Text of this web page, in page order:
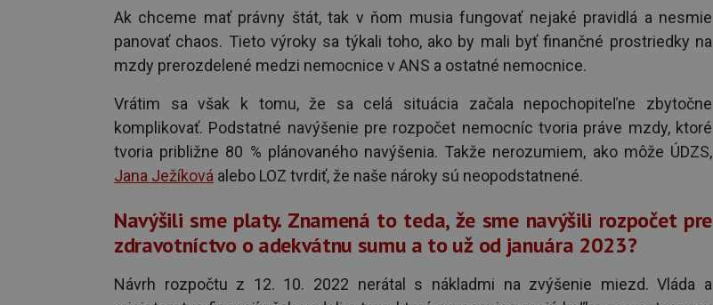
Ak chceme mať právny štát, tak v ňom musia fungovať nejaké pravidlá a nesmie
panovať chaos. Tieto výroky sa týkali toho, ako by mali byť finančné prostriedky na
mzdy prerozdelené medzi nemocnice v ANS a ostatné nemocnice.
Vrátim sa však k tomu, že sa celá situácia začala nepochopiteľne zbytočne
komplikovať. Podstatné navýšenie pre rozpočet nemocníc tvoria práve mzdy, ktoré
tvoria približne 80 % plánovaného navýšenia. Takže nerozumiem, ako môže ÚDZS,
Jana Ježíková alebo LOZ tvrdiť, že naše nároky sú neopodstatnené.
Navýšili sme platy. Znamená to teda, že sme navýšili rozpočet pre
zdravotníctvo o adekvátnu sumu a to už od januára 2023?
Návrh rozpočtu z 12. 10. 2022 nerátal s nákladmi na zvýšenie miezd. Vláda a